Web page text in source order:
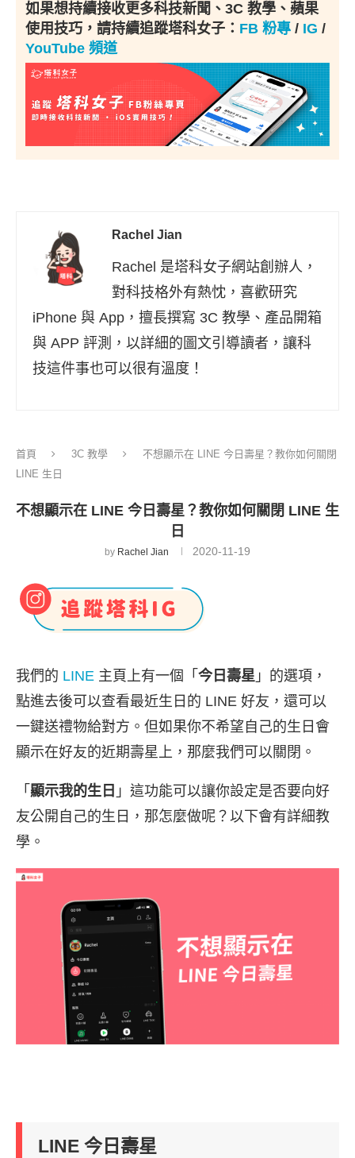
如果想持續接收更多科技新聞、3C 教學、蘋果
使用技巧，請持續追蹤塔科女子： FB 粉專 / IG /
YouTube 頻道
Rachel Jian
Rachel 是塔科女子網站創辦人，
對科技格外有熱忱，喜歡研究
iPhone 與 App，擅長撰寫 3C 教學、產品開箱
與 APP 評測，以詳細的圖文引導讀者，讓科
技這件事也可以很有溫度！
首頁 3C 教學
不想顯示在 LINE 今日壽星？教你如何關閉
LINE 生日
不想顯示在 LINE 今日壽星？教你如何關閉 LINE 生
日
by Rachel Jian 2020-11-19
我們的 LINE 主頁上有一個「 今日壽星 」的選項，
點進去後可以查看最近生日的 LINE 好友，還可以
一鍵送禮物給對方。但如果你不希望自己的生日會
顯示在好友的近期壽星上，那麼我們可以關閉。
「 顯示我的生日 」這功能可以讓你設定是否要向好
友公開自己的生日，那怎麼做呢？以下會有詳細教
學。
LINE 今日壽星